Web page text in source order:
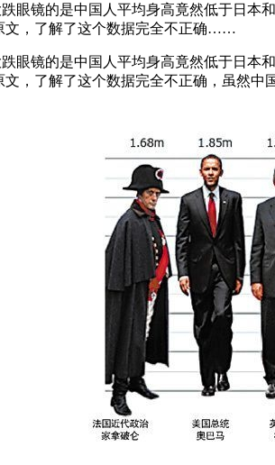
眼镜的是中国人平均身高竟然低于日本
文，了解了这个数据完全不正确……
眼镜的是中国人平均身高竟然低于日本
，了解了这个数据完全不正确，虽然